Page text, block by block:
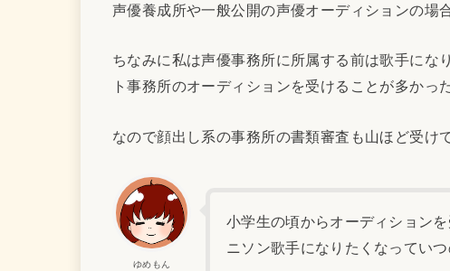
声優養成所や一般公開の声優オーディションの場
ちなみに私は声優事務所に所属する前は歌手にな
ト事務所のオーディションを受けることが多かっ
なので顔出し系の事務所の書類審査も山ほど受け
ゆめもん
小学生の頃からオーディション
ニソン歌手になりたくなってい